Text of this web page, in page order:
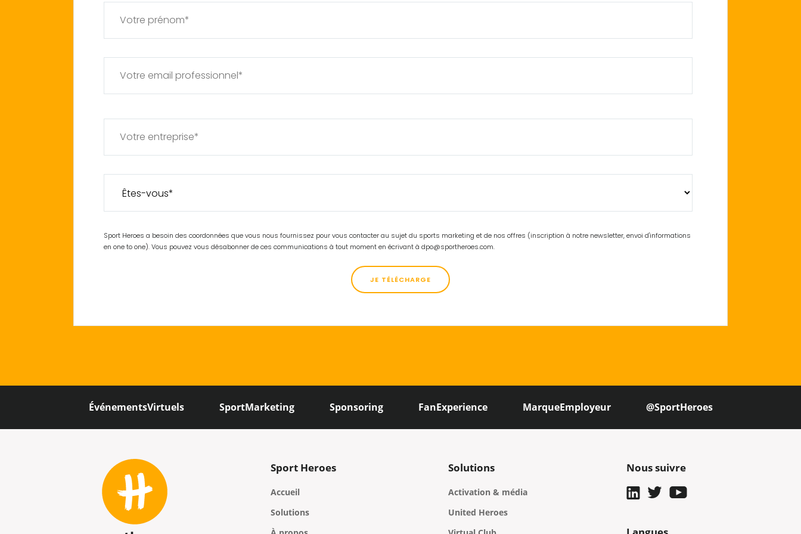
Sport Heroes a besoin des coordonnées que vous nous fournissez pour vous contacter au sujet du sports marketing et de nos offres (inscription à notre newsletter, envoi d'informations
en one to one). Vous pouvez vous désabonner de ces communications à tout moment en écrivant à dpo@sportheroes.com.
ÉvénementsVirtuels SportMarketing Sponsoring FanExperience MarqueEmployeur @SportHeroes
Sport Heroes
Accueil
Solutions
Solutions
Activation & média
United Heroes
Nous suivre